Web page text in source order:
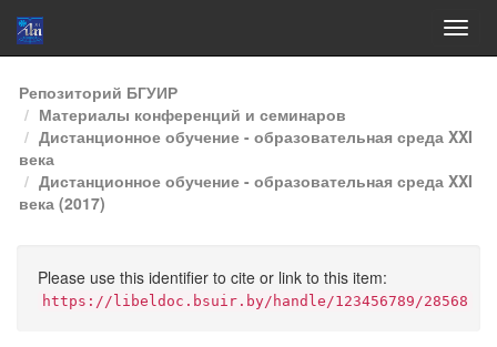
Skip
navigation
Репозиторий БГУИР
Материалы конференций и семинаров
Дистанционное обучение - образовательная среда XXI
века
Дистанционное обучение - образовательная среда XXI
века (2017)
Please use this identifier to cite or link to this item:
https://libeldoc.bsuir.by/handle/123456789/28568